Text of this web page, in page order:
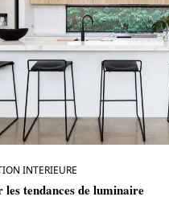
INTERIEURE
les tendances de luminaire